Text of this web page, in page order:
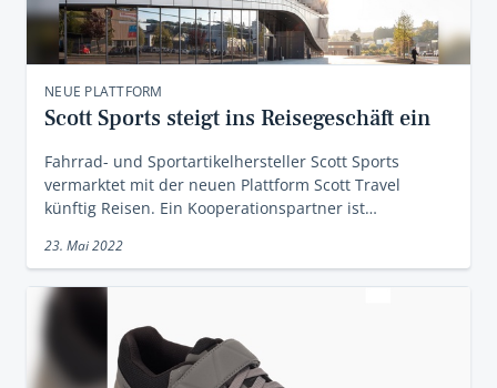
NEUE PLATTFORM
Scott Sports steigt ins Reisegeschäft ein
Fahrrad- und Sportartikelhersteller Scott Sports
vermarktet mit der neuen Plattform Scott Travel
künftig Reisen. Ein Kooperationspartner ist…
23. Mai 2022